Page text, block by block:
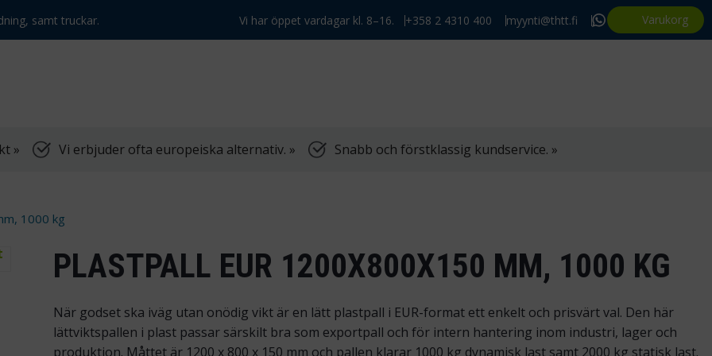
samt truckar. Vi har öppet vardagar kl. 8–16. +358 2 4310 400 myynti@thtt.fi Varukorg
» Vi erbjuder ofta europeiska alternativ. » Snabb och förstklassig kundservice. »
1000 kg
PLASTPALL EUR 1200X800X150 MM, 1000 KG
När godset ska iväg utan onödig vikt är en lätt plastpall i EUR-format ett enkelt och prisvärt val. Den här
lättviktspallen i plast passar särskilt bra som exportpall och för intern hantering inom industri, lager och
produktion. Måttet är 1200 x 800 x 150 mm och pallen klarar 1000 kg dynamisk last samt 2000 kg statisk last.